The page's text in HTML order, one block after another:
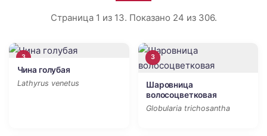
Страница 1 из 13. Показано 24 из 306.
3
Чина голубая
Lathyrus venetus
3
Шаровница
волосоцветковая
Globularia trichosantha